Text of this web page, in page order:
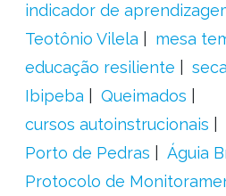
indicador de
Teotônio Vilela
mesa
educação resiliente
seca
Ibipeba
Queimados
cursos autoinstrucionais
Porto de Pedras
Águia
Protocolo de